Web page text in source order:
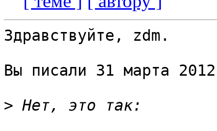
Здравствуйте, zdm.
Вы писали 31 марта
>